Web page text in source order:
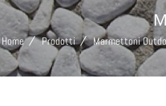
Home Prodotti Marmettoni